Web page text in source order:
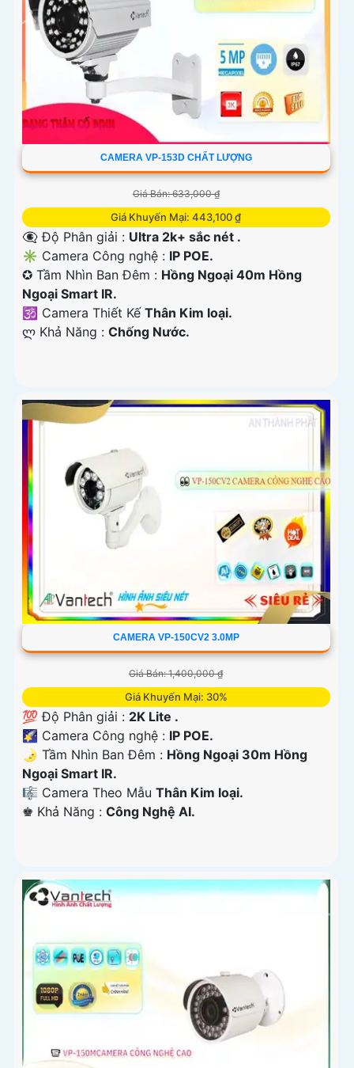
CAMERA VP-153D CHẤT LƯỢNG
Giá Bán: 633,000 ₫
Giá Khuyến Mại: 443,100 ₫
👁️‍🗨 Độ Phân giải : Ultra 2k+ sắc nét .
✳️ Camera Công nghệ : IP POE.
✪ Tầm Nhìn Ban Đêm : Hồng Ngoại 40m Hồng
Ngoại Smart IR.
🕉️ Camera Thiết Kế Thân Kim loại.
️ლ Khả Năng : Chống Nước.
CAMERA VP-150CV2 3.0MP
Giá Bán: 1,400,000 ₫
Giá Khuyến Mại: 30%
💯 Độ Phân giải : 2K Lite .
🌠 Camera Công nghệ : IP POE.
🌛 Tầm Nhìn Ban Đêm : Hồng Ngoại 30m Hồng
Ngoại Smart IR.
🎼️ Camera Theo Mẫu Thân Kim loại.
️♚ Khả Năng : Công Nghệ AI.